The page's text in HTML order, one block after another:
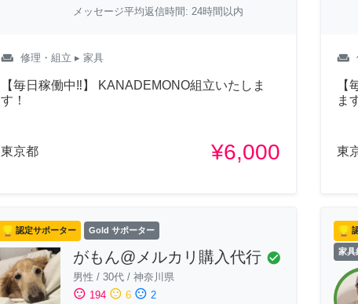
メッセージ平均返信時間: 24時間以内
weekend 修理・組立 ▸ 家具
【毎日稼働中‼︎】 KANADEMONO組立いたしま
す！
東京都 ¥6,000
weekend
【
ま
東
認定サポーター Gold サポーター
がもん@メルカリ購入代行 check_circle
男性 / 30代 / 神奈川県
sentiment_satisfied 194 sentiment_neutral 6 sentiment_dissatisfied 2
家具